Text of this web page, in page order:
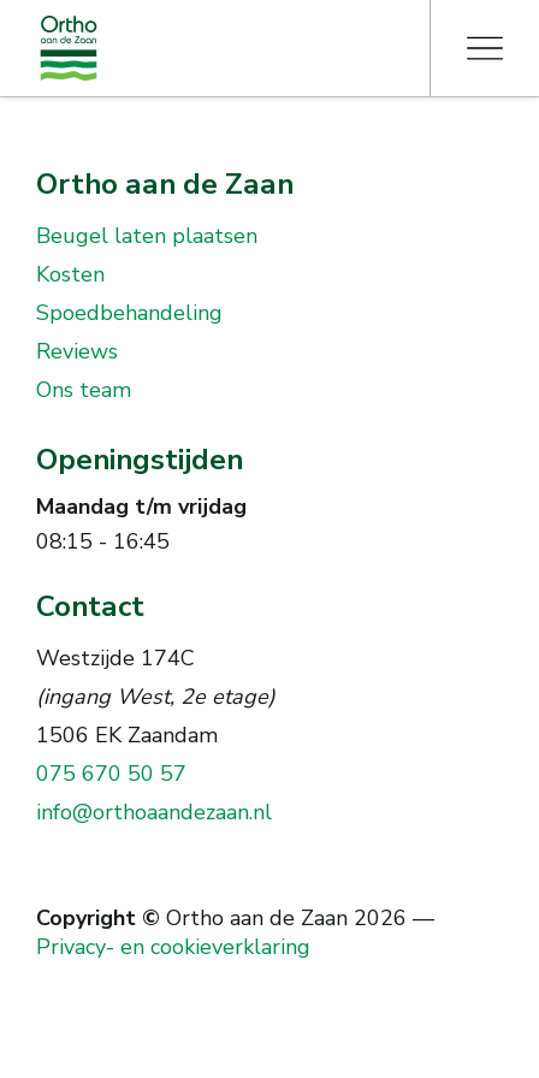
Ortho aan de Zaan
Beugel laten plaatsen
Kosten
Spoedbehandeling
Reviews
Ons team
Openingstijden
Maandag t/m vrijdag
08:15 - 16:45
Contact
Westzijde 174C
(ingang West, 2e etage)
1506 EK Zaandam
075 670 50 57
info@orthoaandezaan.nl
Copyright © Ortho aan de Zaan 2026 —
Privacy- en cookieverklaring